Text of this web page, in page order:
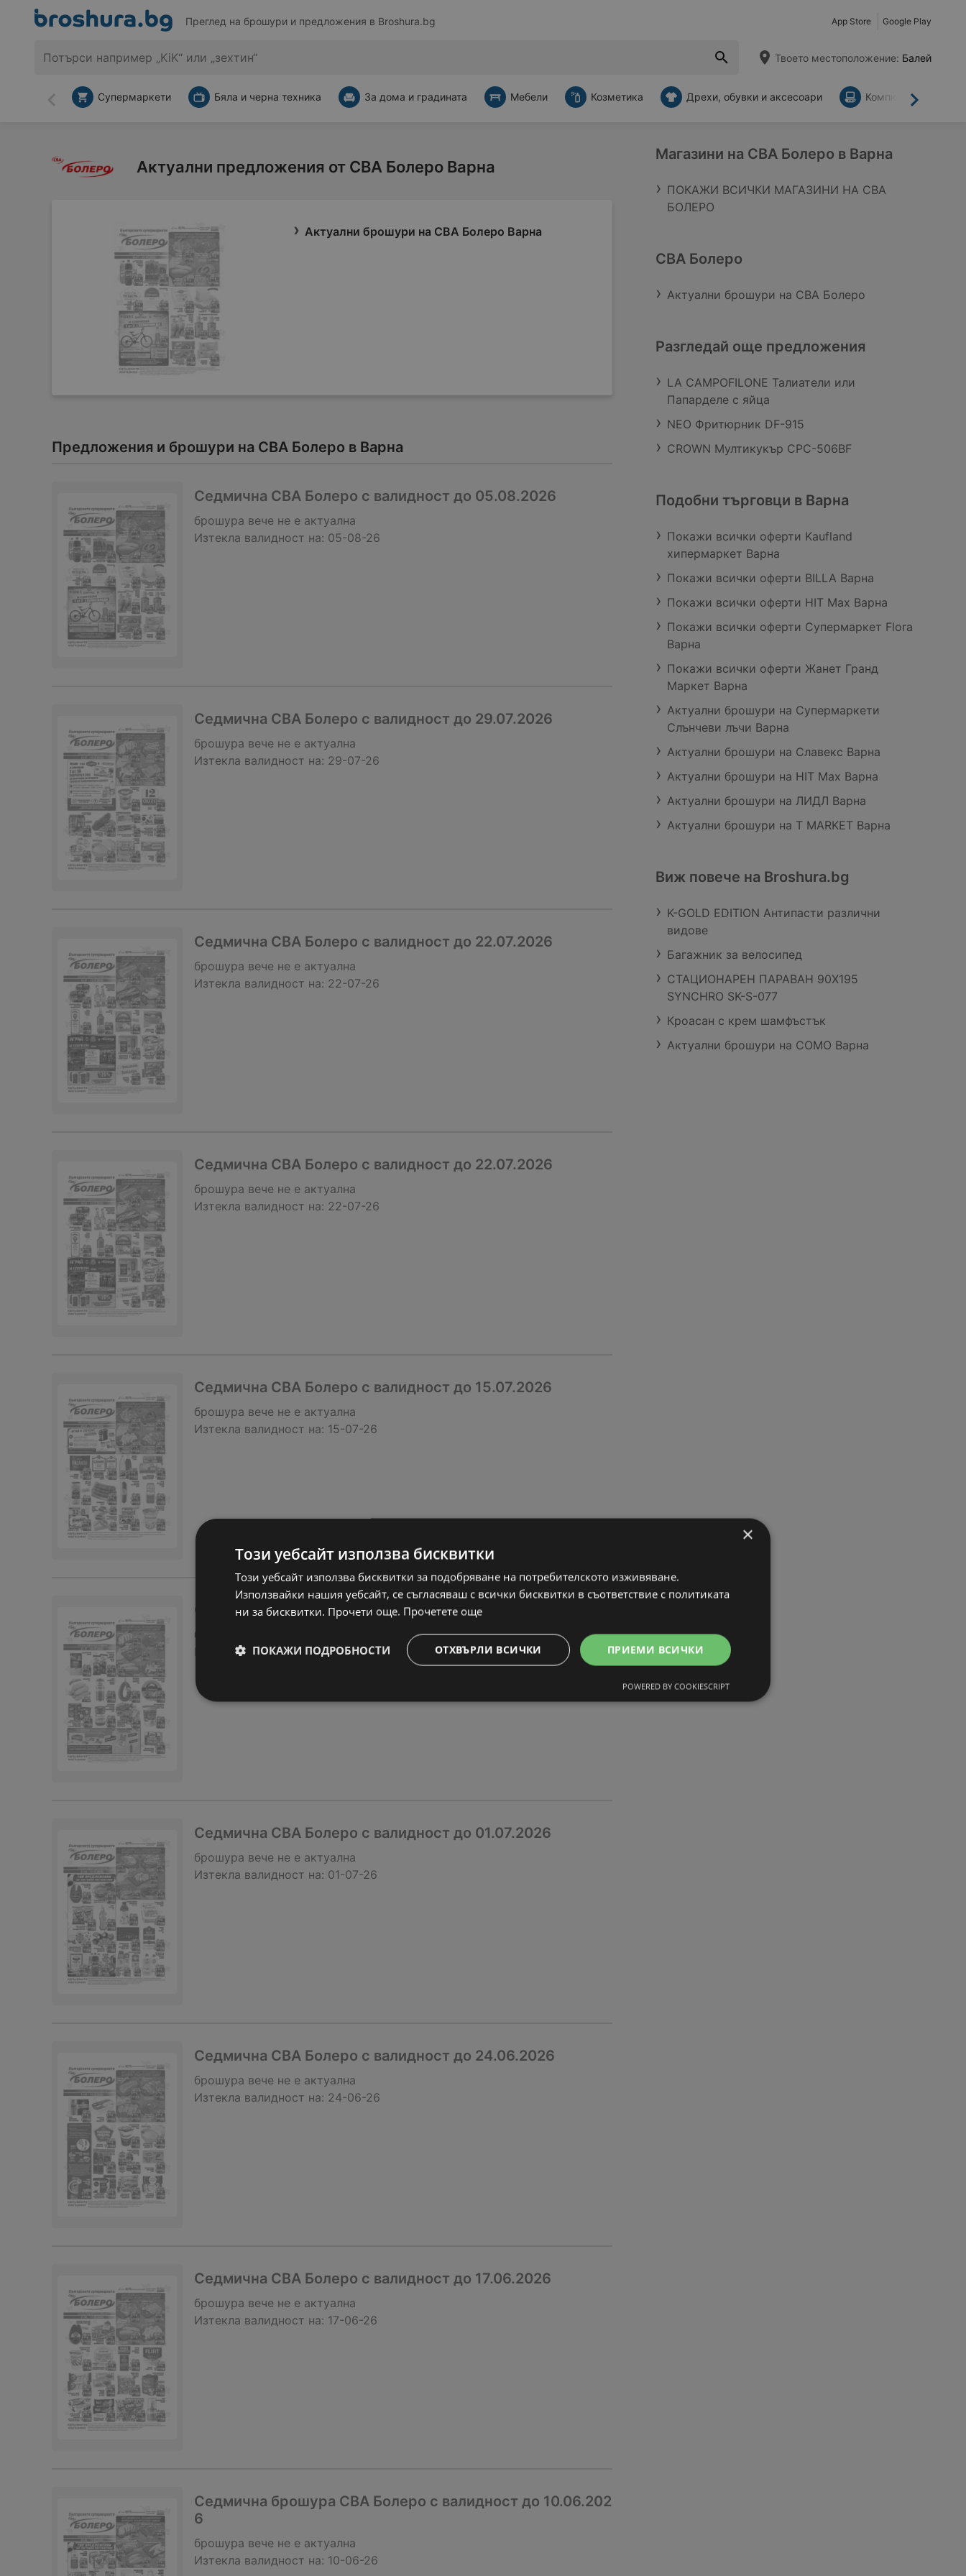
Преглед на брошури и предложения в Broshura.bg App Store Google Play
Твоето местоположение: Балей
Назад Напред
Супермаркети Бяла и черна техника За дома и градината Мебели Козметика Дрехи, обувки и аксесоари Компютри и
Актуални предложения от CBA Болеро Варна
Актуални брошури на CBA Болеро Варна
Предложения и брошури на CBA Болеро в Варна
Седмична CBA Болеро с валидност до 05.08.2026
брошура вече не е актуална
Изтекла валидност на: 05-08-26
Седмична CBA Болеро с валидност до 29.07.2026
брошура вече не е актуална
Изтекла валидност на: 29-07-26
Седмична CBA Болеро с валидност до 22.07.2026
брошура вече не е актуална
Изтекла валидност на: 22-07-26
Седмична CBA Болеро с валидност до 22.07.2026
брошура вече не е актуална
Изтекла валидност на: 22-07-26
Седмична CBA Болеро с валидност до 15.07.2026
брошура вече не е актуална
Изтекла валидност на: 15-07-26
Седмична CBA Болеро с валидност до 08.07.2026
брошура
Изтекла валидност на: 07-07-26
Седмична CBA Болеро с валидност до 01.07.2026
брошура вече не е актуална
Изтекла валидност на: 01-07-26
Седмична CBA Болеро с валидност до 24.06.2026
брошура вече не е актуална
Изтекла валидност на: 24-06-26
Седмична CBA Болеро с валидност до 17.06.2026
брошура вече не е актуална
Изтекла валидност на: 17-06-26
Седмична брошура CBA Болеро с валидност до 10.06.202
6
брошура вече не е актуална
Изтекла валидност на: 10-06-26
Магазини на CBA Болеро в Варна
ПОКАЖИ ВСИЧКИ МАГАЗИНИ НА CBA
БОЛЕРО
CBA Болеро
Актуални брошури на CBA Болеро
Разгледай още предложения
LA CAMPOFILONE Талиатели или
Папарделе с яйца
NEO Фритюрник DF-915
CROWN Мултикукър CPC-506BF
Подобни търговци в Варна
Покажи всички оферти Kaufland
хипермаркет Варна
Покажи всички оферти BILLA Варна
Покажи всички оферти HIT Max Варна
Покажи всички оферти Супермаркет Flora
Варна
Покажи всички оферти Жанет Гранд
Маркет Варна
Актуални брошури на Супермаркети
Слънчеви лъчи Варна
Актуални брошури на Славекс Варна
Актуални брошури на HIT Max Варна
Актуални брошури на ЛИДЛ Варна
Актуални брошури на T MARKET Варна
Виж повече на Broshura.bg
K-GOLD EDITION Антипасти различни
видове
Багажник за велосипед
СТАЦИОНАРЕН ПАРАВАН 90Х195
SYNCHRO SK-S-077
Кроасан с крем шамфъстък
Актуални брошури на COMO Варна
×
Този уебсайт използва бисквитки
Този уебсайт използва бисквитки за подобряване на потребителското изживяване.
Използвайки нашия уебсайт, се съгласяваш с всички бисквитки в съответствие с политиката
ни за бисквитки. Прочети още. Прочетете още
ПРИЕМИ ВСИЧКИ
ОТХВЪРЛИ ВСИЧКИ
ПОКАЖИ ПОДРОБНОСТИ
POWERED BY COOKIESCRIPT